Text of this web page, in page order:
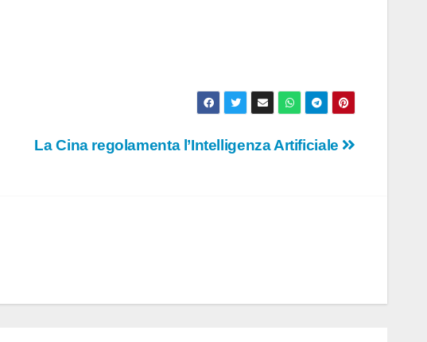
La Cina regolamenta l’Intelligenza Artificiale